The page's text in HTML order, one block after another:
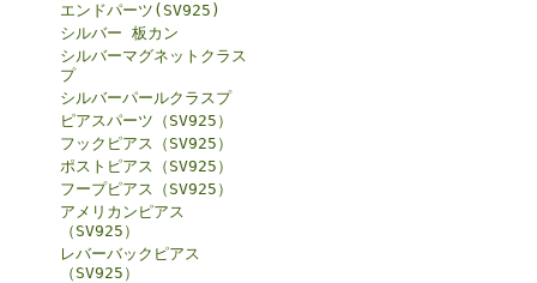
エンドパーツ(SV925)
シルバー 板カン
シルバーマグネットクラス
プ
シルバーパールクラスプ
ピアスパーツ（SV925）
フックピアス（SV925）
ポストピアス（SV925）
フープピアス（SV925）
アメリカンピアス
（SV925）
レバーバックピアス
（SV925）